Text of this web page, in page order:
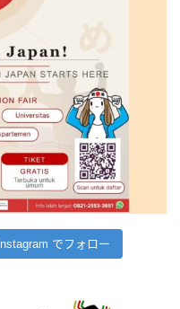
Instagram でフォロー